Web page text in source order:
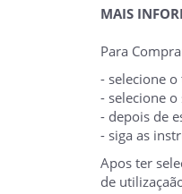
MAIS
Para
- selecione
- selecione
- depois de
- siga as
Apos ter
de